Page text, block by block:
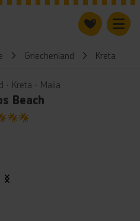
Griechenland Kreta
∙ Kreta ∙ Malia
Beach